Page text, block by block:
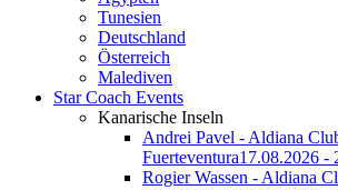
Tunesien
Deutschland
Österreich
Malediven
Star Coach Events
Kanarische Inseln
Andrei Pavel - Aldiana
Fuerteventura17.08.2026 -
Rogier Wassen - Aldiana